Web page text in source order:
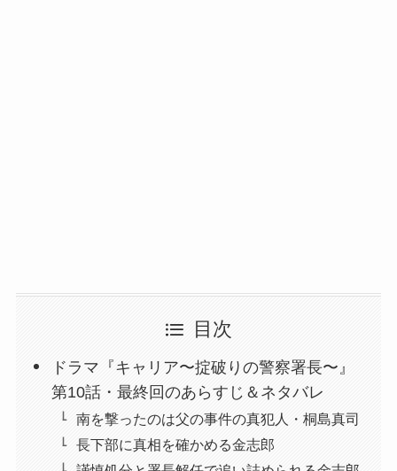
目次
ドラマ『キャリア〜掟破りの警察署長〜』
第10話・最終回のあらすじ＆ネタバレ
南を撃ったのは父の事件の真犯人・桐島真司
長下部に真相を確かめる金志郎